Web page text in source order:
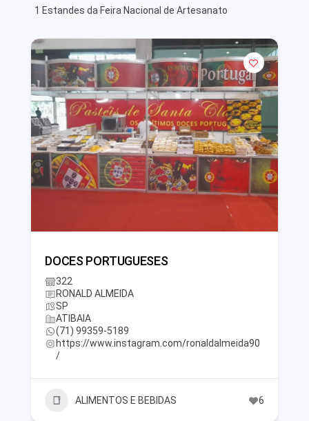
1 Estandes da Feira Nacional de Artesanato
DOCES PORTUGUESES
322
RONALD ALMEIDA
SP
ATIBAIA
(71) 99359-5189
https://www.instagram.com/ronaldalmeida90
/
ALIMENTOS E BEBIDAS 6